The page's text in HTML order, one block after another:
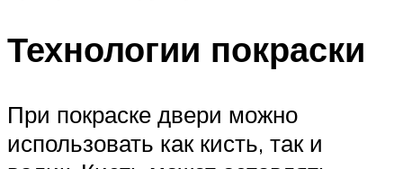
Технологии покраски
При покраске двери можно
использовать как кисть, так и